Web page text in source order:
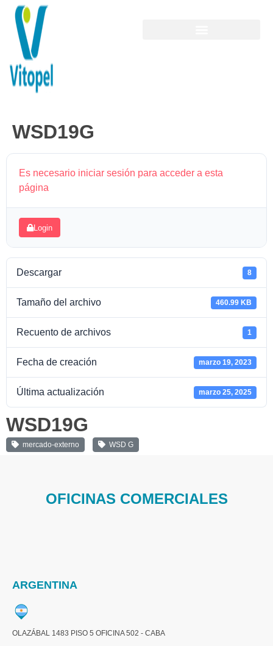
WSD19G
Es necesario iniciar sesión para acceder a esta
página
Login
Descargar 8
Tamaño del archivo 460.99 KB
Recuento de archivos 1
Fecha de creación marzo 19, 2023
Última actualización marzo 25, 2025
WSD19G
mercado-externo WSD G
OFICINAS COMERCIALES
ARGENTINA
OLAZÁBAL 1483 PISO 5 OFICINA 502 - CABA